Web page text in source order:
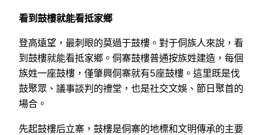
看到鼓樓就能看抵家鄉
登高遠望，最刺眼的莫過于鼓樓。對于侗族人來說，看
到鼓樓就能看抵家鄉。侗寨鼓樓普通按族姓建造，每個
族姓一座鼓樓，僅肇興侗寨就有5座鼓樓。這里既是伐
鼓聚眾、議事談判的禮堂，也是社交文娛、節日聚首的
場合。
先起鼓樓后立寨，鼓樓是侗寨的地標和文明傳承的主要